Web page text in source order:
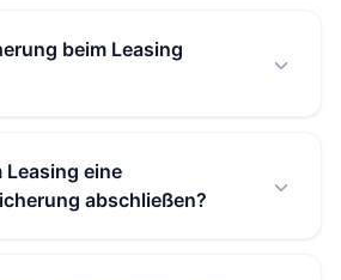
beim Leasing
Leasing eine
abschließen?